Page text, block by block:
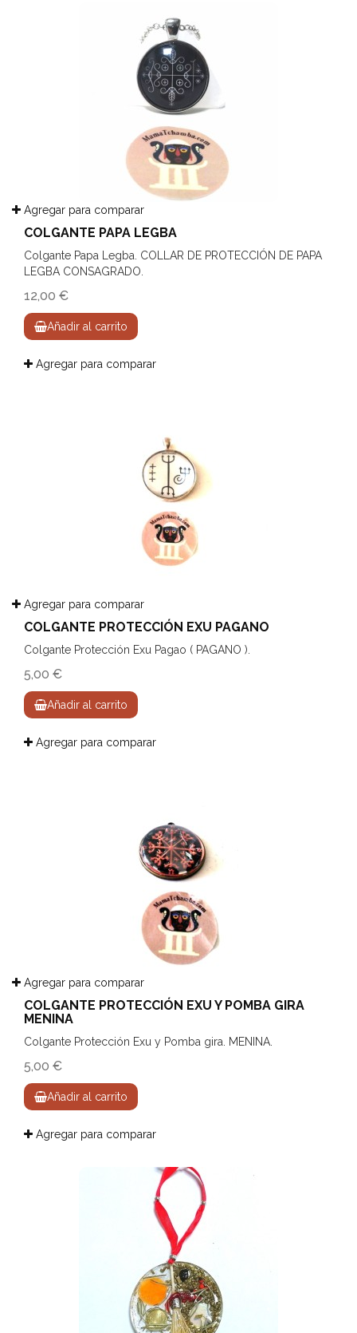
Agregar para comparar
COLGANTE PAPA LEGBA
Colgante Papa Legba. COLLAR DE PROTECCIÓN DE PAPA
LEGBA CONSAGRADO.
12,00 €
Añadir al carrito
Agregar para comparar
Agregar para comparar
COLGANTE PROTECCIÓN EXU PAGANO
Colgante Protección Exu Pagao ( PAGANO ).
5,00 €
Añadir al carrito
Agregar para comparar
Agregar para comparar
COLGANTE PROTECCIÓN EXU Y POMBA GIRA
MENINA
Colgante Protección Exu y Pomba gira. MENINA.
5,00 €
Añadir al carrito
Agregar para comparar